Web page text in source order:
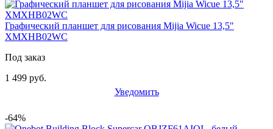
Графический планшет для рисования Mijia Wicue 13,5"
XMXHB02WC
Под заказ
1 499 руб.
Уведомить
-64%